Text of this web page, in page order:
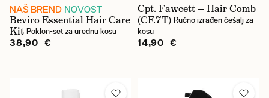
Vodeni
Začinski
NAŠ BREND NOVOST
Beviro Essential Hair Care
Kit Poklon-set za urednu kosu
38,90 €
Cpt. Fawcett — Hair Comb
(CF.7T) Ručno izrađen češalj za
kosu
14,90 €